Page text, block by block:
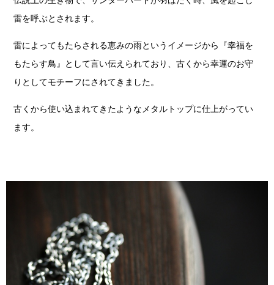
雷を呼ぶとされます。
雷によってもたらされる恵みの雨というイメージから『幸福を
もたらす鳥』として言い伝えられており、古くから幸運のお守
りとしてモチーフにされてきました。
古くから使い込まれてきたようなメタルトップに仕上がってい
ます。